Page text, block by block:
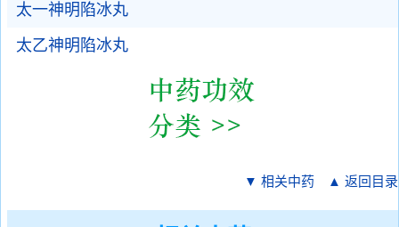
太一神明陷冰丸
太乙神明陷冰丸
▼ 相关中药 ▲ 返回目录